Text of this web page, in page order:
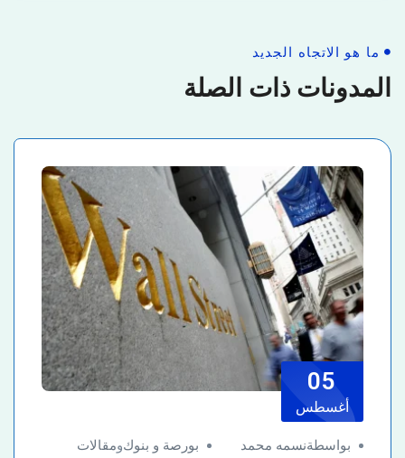
ما هو الاتجاه الجديد
المدونات ذات الصلة
05
أغسطس
بواسطةنسمه محمد بورصة و بنوكومقالات